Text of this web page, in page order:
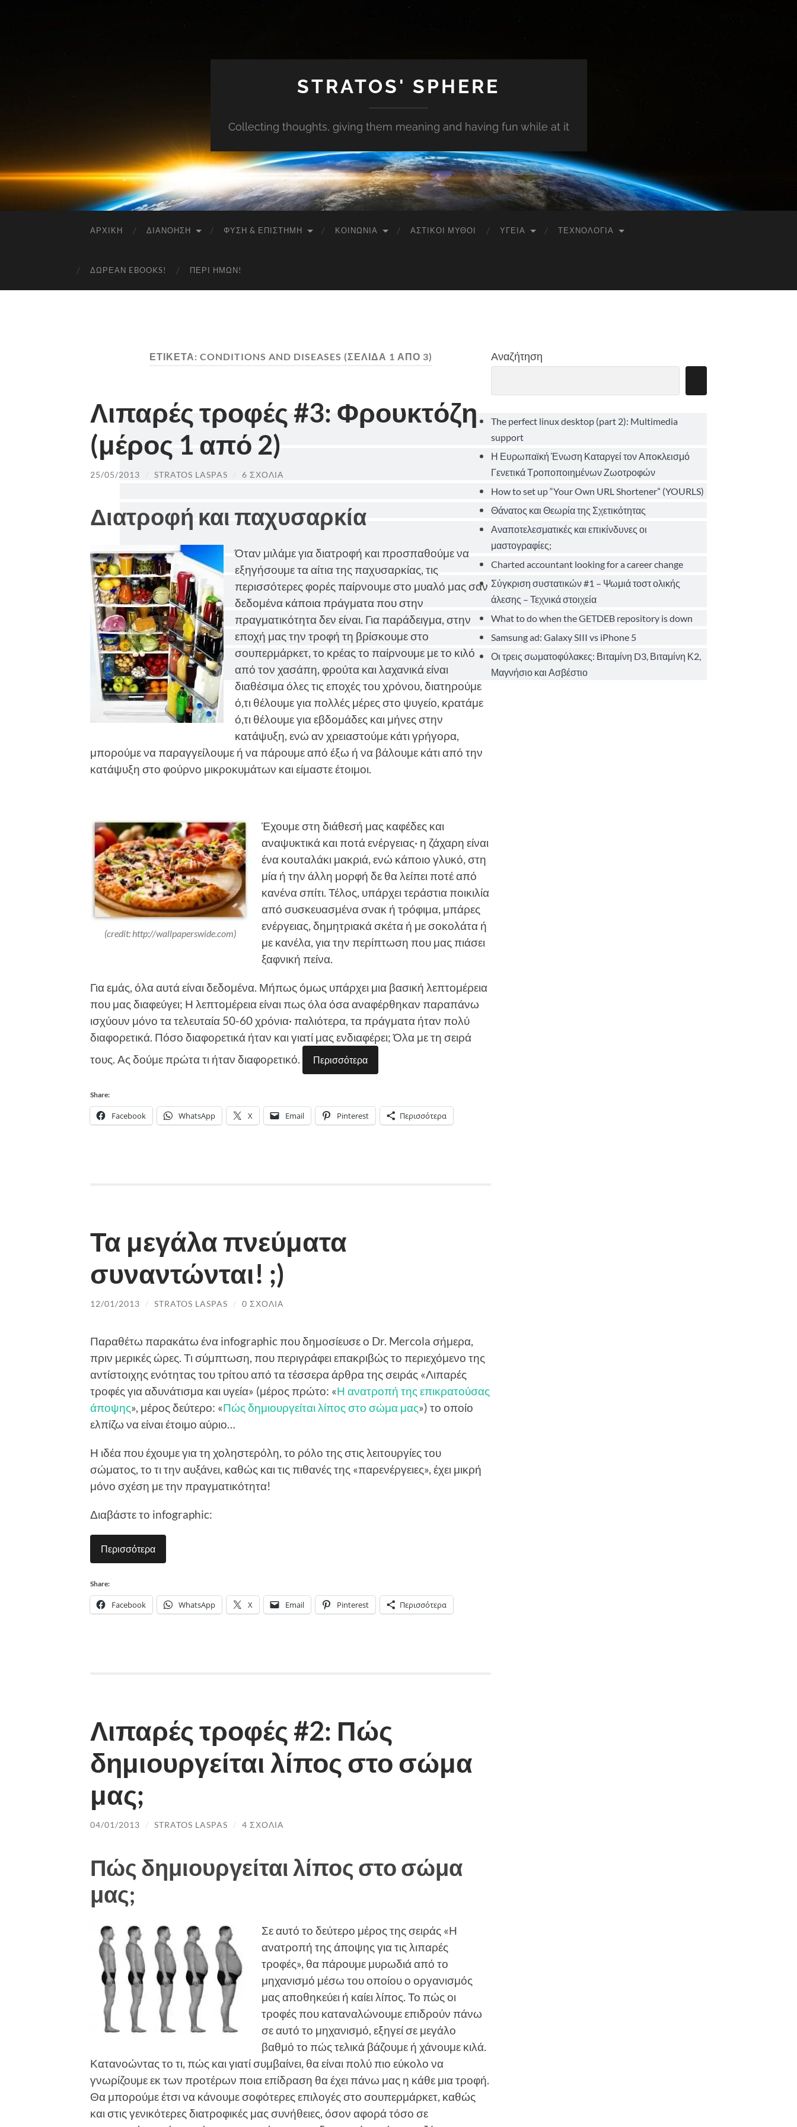
STRATOS' SPHERE
Collecting thoughts, giving them meaning and having fun while at it
ΑΡΧΙΚΉ ΔΙΑΝΌΗΣΗ ΦΎΣΗ & ΕΠΙΣΤΉΜΗ ΚΟΙΝΩΝΊΑ ΑΣΤΙΚΟΊ ΜΎΘΟΙ ΥΓΕΊΑ ΤΕΧΝΟΛΟΓΊΑ
ΔΩΡΕΆΝ EBOOKS! ΠΕΡΊ ΗΜΏΝ!
ΕΤΙΚΈΤΑ: CONDITIONS AND DISEASES (ΣΕΛΊΔΑ 1 ΑΠΌ 3)
Λιπαρές τροφές #3: Φρουκτόζη
(μέρος 1 από 2)
25/05/2013 STRATOS LASPAS 6 ΣΧΌΛΙΑ
Διατροφή και παχυσαρκία
Όταν μιλάμε για διατροφή και προσπαθούμε να
εξηγήσουμε τα αίτια της παχυσαρκίας, τις
περισσότερες φορές παίρνουμε στο μυαλό μας σαν
δεδομένα κάποια πράγματα που στην
πραγματικότητα δεν είναι. Για παράδειγμα, στην
εποχή μας την τροφή τη βρίσκουμε στο
σουπερμάρκετ, το κρέας το παίρνουμε με το κιλό
από τον χασάπη, φρούτα και λαχανικά είναι
διαθέσιμα όλες τις εποχές του χρόνου, διατηρούμε
ό,τι θέλουμε για πολλές μέρες στο ψυγείο, κρατάμε
ό,τι θέλουμε για εβδομάδες και μήνες στην
κατάψυξη, ενώ αν χρειαστούμε κάτι γρήγορα,
μπορούμε να παραγγείλουμε ή να πάρουμε από έξω ή να βάλουμε κάτι από την
κατάψυξη στο φούρνο μικροκυμάτων και είμαστε έτοιμοι.
(credit: http://wallpaperswide.com)
Έχουμε στη διάθεσή μας καφέδες και
αναψυκτικά και ποτά ενέργειας· η ζάχαρη είναι
ένα κουταλάκι μακριά, ενώ κάποιο γλυκό, στη
μία ή την άλλη μορφή δε θα λείπει ποτέ από
κανένα σπίτι. Τέλος, υπάρχει τεράστια ποικιλία
από συσκευασμένα σνακ ή τρόφιμα, μπάρες
ενέργειας, δημητριακά σκέτα ή με σοκολάτα ή
με κανέλα, για την περίπτωση που μας πιάσει
ξαφνική πείνα.
Για εμάς, όλα αυτά είναι δεδομένα. Μήπως όμως υπάρχει μια βασική λεπτομέρεια
που μας διαφεύγει; Η λεπτομέρεια είναι πως όλα όσα αναφέρθηκαν παραπάνω
ισχύουν μόνο τα τελευταία 50-60 χρόνια· παλιότερα, τα πράγματα ήταν πολύ
διαφορετικά. Πόσο διαφορετικά ήταν και γιατί μας ενδιαφέρει; Όλα με τη σειρά
τους. Ας δούμε πρώτα τι ήταν διαφορετικό.
Περισσότερα
Share:
Facebook WhatsApp X Email Pinterest Περισσότερα
Τα μεγάλα πνεύματα
συναντώνται! ;)
12/01/2013 / STRATOS LASPAS / 0 ΣΧΌΛΙΑ
Παραθέτω παρακάτω ένα infographic που δημοσίευσε ο Dr. Mercola σήμερα,
πριν μερικές ώρες. Τι σύμπτωση, που περιγράφει επακριβώς το περιεχόμενο της
αντίστοιχης ενότητας του τρίτου από τα τέσσερα άρθρα της σειράς «Λιπαρές
τροφές για αδυνάτισμα και υγεία» (μέρος πρώτο: «Η ανατροπή της επικρατούσας
άποψης», μέρος δεύτερο: «Πώς δημιουργείται λίπος στο σώμα μας») το οποίο
ελπίζω να είναι έτοιμο αύριο…
Η ιδέα που έχουμε για τη χοληστερόλη, το ρόλο της στις λειτουργίες του
σώματος, το τι την αυξάνει, καθώς και τις πιθανές της «παρενέργειες», έχει μικρή
μόνο σχέση με την πραγματικότητα!
Διαβάστε το infographic:
Περισσότερα
Share:
Facebook WhatsApp X Email Pinterest Περισσότερα
Λιπαρές τροφές #2: Πώς
δημιουργείται λίπος στο σώμα
μας;
04/01/2013 / STRATOS LASPAS / 4 ΣΧΌΛΙΑ
Πώς δημιουργείται λίπος στο σώμα
μας;
Σε αυτό το δεύτερο μέρος της σειράς «Η
ανατροπή της άποψης για τις λιπαρές
τροφές», θα πάρουμε μυρωδιά από το
μηχανισμό μέσω του οποίου ο οργανισμός
μας αποθηκεύει ή καίει λίπος. Το πώς οι
τροφές που καταναλώνουμε επιδρούν πάνω
σε αυτό το μηχανισμό, εξηγεί σε μεγάλο
βαθμό το πώς τελικά βάζουμε ή χάνουμε κιλά.
Κατανοώντας το τι, πώς και γιατί συμβαίνει, θα είναι πολύ πιο εύκολο να
γνωρίζουμε εκ των προτέρων ποια επίδραση θα έχει πάνω μας η κάθε μια τροφή.
Θα μπορούμε έτσι να κάνουμε σοφότερες επιλογές στο σουπερμάρκετ, καθώς
και στις γενικότερες διατροφικές μας συνήθειες, όσον αφορά τόσο σε
Αναζήτηση
The perfect linux desktop (part 2): Multimedia
support
Η Ευρωπαϊκή Ένωση Καταργεί τον Αποκλεισμό
Γενετικά Τροποποιημένων Ζωοτροφών
How to set up “Your Own URL Shortener” (YOURLS)
Θάνατος και Θεωρία της Σχετικότητας
Αναποτελεσματικές και επικίνδυνες οι
μαστογραφίες;
Charted accountant looking for a career change
Σύγκριση συστατικών #1 – Ψωμιά τοστ ολικής
άλεσης – Τεχνικά στοιχεία
What to do when the GETDEB repository is down
Samsung ad: Galaxy SIII vs iPhone 5
Οι τρεις σωματοφύλακες: Βιταμίνη D3, Βιταμίνη Κ2,
Μαγνήσιο και Ασβέστιο